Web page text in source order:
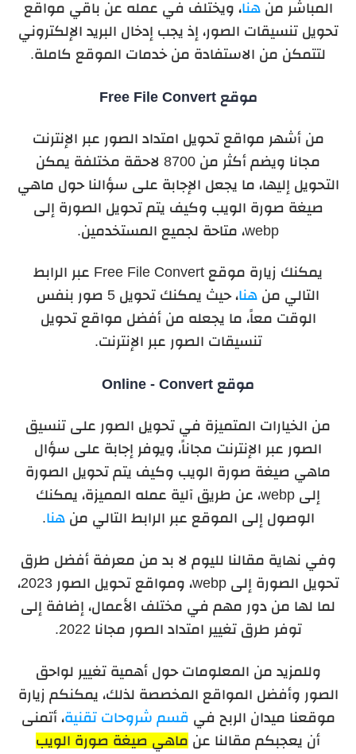
المباشر منهنا، ويختلف في عمله عن باقي مواقع
تحويل تنسيقات الصور، إذ يجب إدخال البريد الإلكتروني
لتتمكن من الاستفادة من خدمات الموقع كاملة.
موقع Free File Convert
من أشهر مواقع تحويل امتداد الصور عبر الإنترنت
مجانا ويضم أكثر من 8700 لاحقة مختلفة يمكن
التحويل إليها، ما يجعل الإجابة على سؤالنا حول ماهي
صيغة صورة الويب وكيف يتم تحويل الصورة إلى
webp، متاحة لجميع المستخدمين.
يمكنك زيارة موقع Free File Convert عبر الرابط
التالي من هنا
، حيث يمكنك تحويل 5 صور بنفس
الوقت معاً، ما يجعله من أفضل مواقع تحويل
تنسيقات الصور عبر الإنترنت.
موقع Online - Convert
من الخيارات المتميزة في تحويل الصور على تنسيق
الصور عبر الإنترنت مجاناً، ويوفر إجابة على سؤال
ماهي صيغة صورة الويب وكيف يتم تحويل الصورة
إلى webp، عن طريق آلية عمله المميزة، يمكنك
الوصول إلى الموقع عبر الرابط التالي منهنا.
وفي نهاية مقالنا لليوم لا بد من معرفة أفضل طرق
تحويل الصورة إلى webp، ومواقع تحويل الصور 2023،
لما لها من دور مهم في مختلف الأعمال، إضافة إلى
توفر طرق تغيير امتداد الصور مجانا 2022.
وللمزيد من المعلومات حول أهمية تغيير لواحق
الصور وأفضل المواقع المخصصة لذلك، يمكنكم زيارة
موقعنا ميدان الربح في قسم شروحات تقنية، أتمنى
أن يعجبكم مقالنا عن ماهي صيغة صورة الويب